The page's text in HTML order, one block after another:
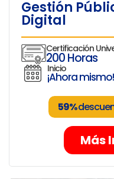
Gestión
Digital
Certificación
200 Horas
Inicio
¡Ahora mismo!
59%
Más